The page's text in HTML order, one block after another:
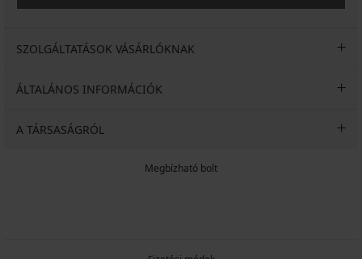
SZOLGÁLTATÁSOK VÁSÁRLÓKNAK
ÁLTALÁNOS INFORMÁCIÓK
A TÁRSASÁGRÓL
Megbízható bolt